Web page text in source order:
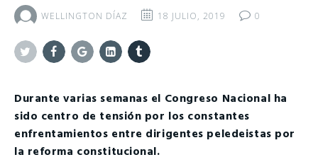
WELLINGTON DÍAZ 18 JULIO, 2019 0
Durante varias semanas el Congreso Nacional ha
sido centro de tensión por los constantes
enfrentamientos entre dirigentes peledeistas por
la reforma constitucional.